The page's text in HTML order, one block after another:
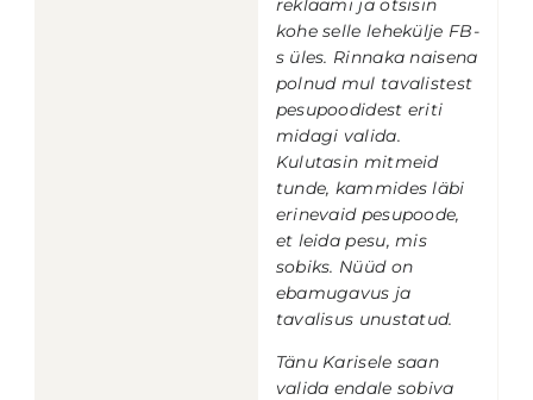
kohe selle lehekülje FB-
s üles. Rinnaka naisena
polnud mul tavalistest
pesupoodidest eriti
midagi valida.
Kulutasin mitmeid
tunde, kammides läbi
erinevaid pesupoode,
et leida pesu, mis
sobiks. Nüüd on
ebamugavus ja
tavalisus unustatud.
Tänu Karisele saan
valida endale sobiva